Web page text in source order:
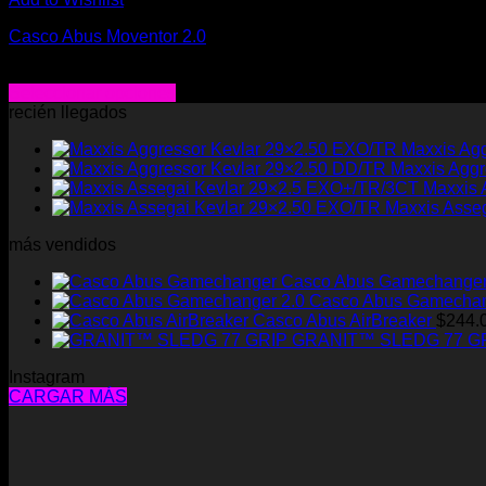
Casco Abus Moventor 2.0
$106.000
hasta
$149.000
Este
tiene
múltiples
variantes.
Las
se
elegir
página
producto
recién llegados
Maxxis
Maxxis
Maxxis
Maxxis
más vendidos
Casco Abus
Casco Abus
Casco Abus AirBreaker $
GRANIT™ SLEDG 77
Instagram
CARGAR MÁS